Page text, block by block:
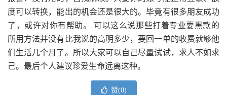
度可以转换，能出的机会还是很大的。毕竟有很多朋友成功
了，或许对你有帮助。 可以这么说那些打着专业要黑款的
所用方法并没有比我说的高明多少，要回一单的收费就够他
们生活几个月了。所以大家可以自己尽量试试，求人不如求
己。最后个人建议珍爱生命远离这种。
赞(0)